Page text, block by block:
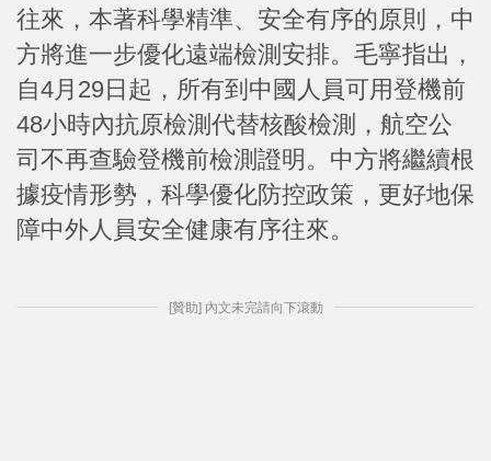
往來，本著科學精準、安全有序的原則，中
方將進一步優化遠端檢測安排。毛寧指出，
自4月29日起，所有到中國人員可用登機前
48小時內抗原檢測代替核酸檢測，航空公
司不再查驗登機前檢測證明。中方將繼續根
據疫情形勢，科學優化防控政策，更好地保
障中外人員安全健康有序往來。
[贊助] 內文未完請向下滾動